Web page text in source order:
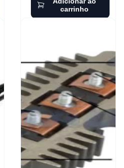
carrinho